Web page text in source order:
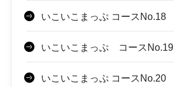
いこいこまっぷ コースNo.18
いこいこまっぷ コースNo.19
いこいこまっぷ コースNo.20